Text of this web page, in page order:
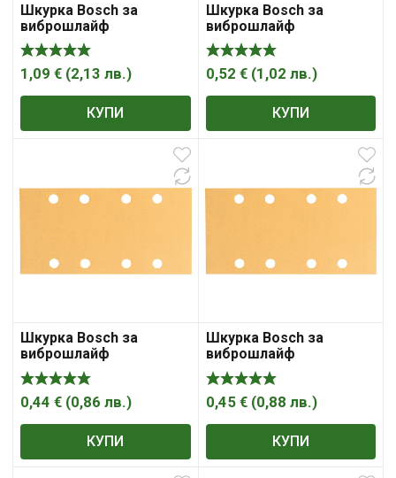
Шкурка Bosch за
виброшлайф
правоъгълна с 14
отвора 230×115 мм,
P180, C470
1,09 € (2,13 лв.)
КУПИ
Шкурка Bosch за
виброшлайф
правоъгълна с 14
отвора 230×115 мм,
P240, C470
0,52 € (1,02 лв.)
КУПИ
Шкурка Bosch за
виброшлайф
правоъгълна с 8 отвора
133×80 мм, P120, Best
for Wood and Paint C470
0,44 € (0,86 лв.)
КУПИ
Шкурка Bosch за
виброшлайф
правоъгълна с 8 отвора
133×80 мм, P240, Best
for Wood and Paint C470
0,45 € (0,88 лв.)
КУПИ